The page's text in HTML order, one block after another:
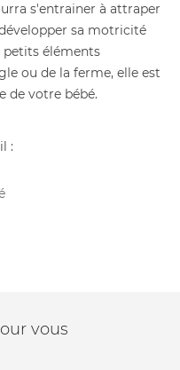
s'entrainer à attraper
sa motricité
petits éléments
ou de la ferme, elle est
de votre bébé.
:
vous